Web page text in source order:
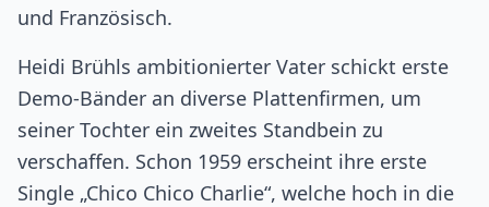
und Französisch.
Heidi Brühls ambitionierter Vater schickt erste
Demo-Bänder an diverse Plattenfirmen, um
seiner Tochter ein zweites Standbein zu
verschaffen. Schon 1959 erscheint ihre erste
Single „Chico Chico Charlie“, welche hoch in die